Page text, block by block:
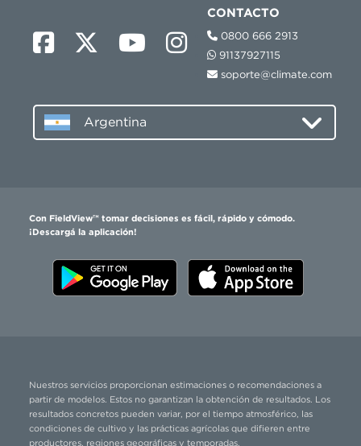
Nuestros servicios proporcionan estimaciones o recomendaciones a
partir de modelos. Estos no garantizan la obtención de resultados. Los
resultados concretos pueden variar, por el tiempo atmosférico, las
condiciones de cultivo y las prácticas agrícolas que difieren entre
productores, regiones geográficas y temporadas.
Con FieldView™ tomar decisiones es fácil, rápido y cómodo.
¡Descargá la aplicación!
CONTACTO
0800 666 2913
91137927115
soporte@climate.com
Argentina